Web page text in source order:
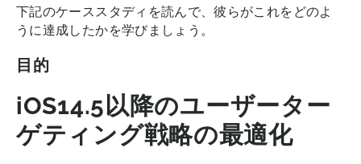
下記のケーススタディを読んで、彼らがこれをどのよ
うに達成したかを学びましょう。
目的
iOS14.5以降のユーザーター
ゲティング戦略の最適化